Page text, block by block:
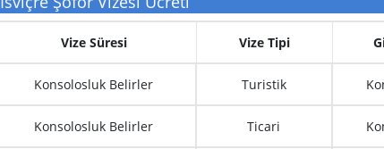
Vize Süresi Vize Tipi
Konsolosluk Belirler Turistik
Konsolosluk Belirler Ticari